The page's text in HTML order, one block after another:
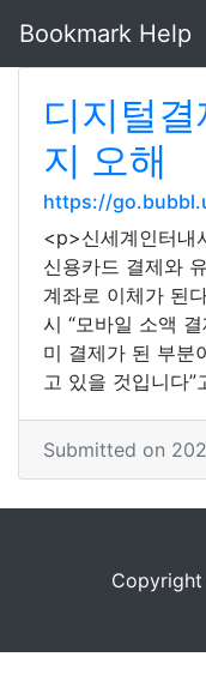
Bookmark Help
디지털
지 오해
https://
<p>신세계인터내
신용카드 결제와
계좌로 이체가 된
시 “모바일 소액
미 결제가 된 부분
고 있을 것입니다
Submitted on